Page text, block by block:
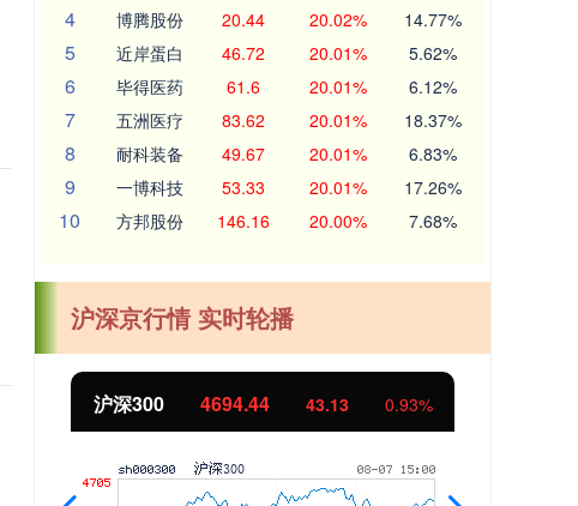
4 博腾股份 20.44 20.02% 14.77%
5 近岸蛋白 46.72 20.01% 5.62%
6 毕得医药 61.6 20.01% 6.12%
7 五洲医疗 83.62 20.01% 18.37%
8 耐科装备 49.67 20.01% 6.83%
9 一博科技 53.33 20.01% 17.26%
10 方邦股份 146.16 20.00% 7.68%
沪深京行情 实时轮播
沪深300 4694.44 43.13 0.93%